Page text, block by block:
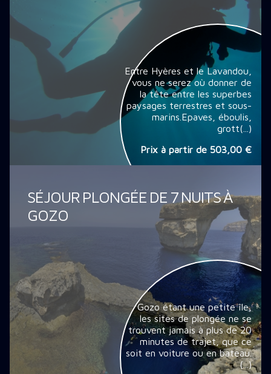
Entre Hyères et le Lavandou,
vous ne serez où donner de
la tête entre les superbes
paysages terrestres et sous-
marins.Epaves, éboulis,
grott(...)
Prix à partir de 503,00 €
SÉJOUR PLONGÉE DE 7 NUITS À
GOZO
Gozo étant une petite île,
les sites de plongée ne se
trouvent jamais à plus de 20
minutes de trajet, que ce
soit en voiture ou en bateau.
(...)